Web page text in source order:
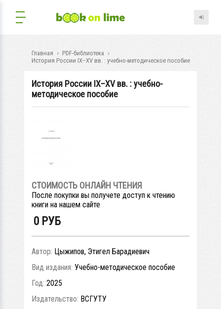
Главная
PDF-библиотека
История России IX–XV вв. : учебно-методическое пособие
История России IX–XV вв. : учебно-
методическое пособие
СТОИМОСТЬ ОНЛАЙН ЧТЕНИЯ
После покупки вы получете доступ к чтению
книги на нашем сайте
0 РУБ
Автор: Цыжипов, Этигел Барадиевич
Вид издания: Учебно-методическое пособие
Год: 2025
Издательство: ВСГУТУ